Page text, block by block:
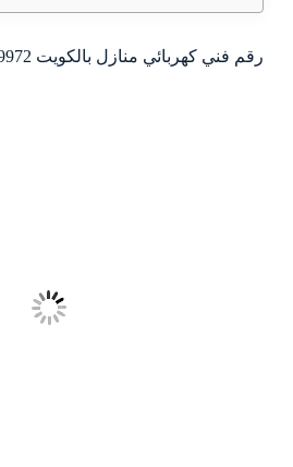
رقم فني كهربائي منازل بالكويت 66559972